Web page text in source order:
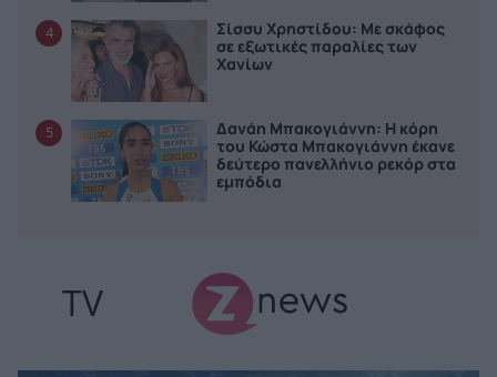
4
Σίσσυ Χρηστίδου: Με σκάφος
σε εξωτικές παραλίες των
Χανίων
5
Δανάη Μπακογιάννη: Η κόρη
του Κώστα Μπακογιάννη έκανε
δεύτερο πανελλήνιο ρεκόρ στα
εμπόδια
TV